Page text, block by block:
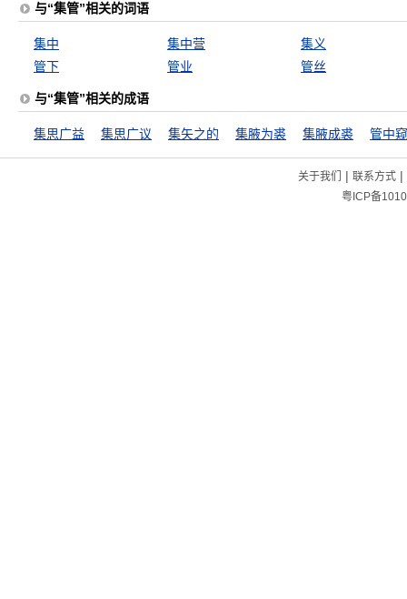
与“集管”相关的词语
集中 集中营
集义
管下
管业 管丝
与“集管”相关的成语
集思广益 集思广议 集矢之的 集腋为裘 集腋成裘 管中
关于我们 | 联系方式|
粤ICP备